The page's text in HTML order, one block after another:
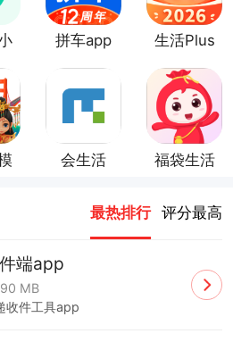
拼车app
生活Plus
会生活
福袋生活
最热排行 评分最高
端app
MB
收件工具app